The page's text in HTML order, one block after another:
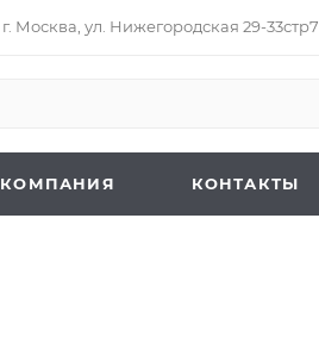
г. Москва, ул. Нижегородская 29-33стр7
КОМПАНИЯ КОНТАКТЫ